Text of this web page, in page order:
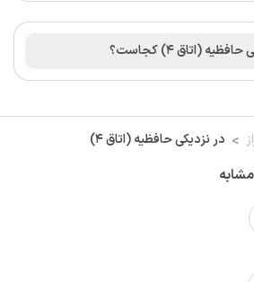
(اتاق 4) کجاست؟
در نزدیکی حافظیه (اتاق 4)